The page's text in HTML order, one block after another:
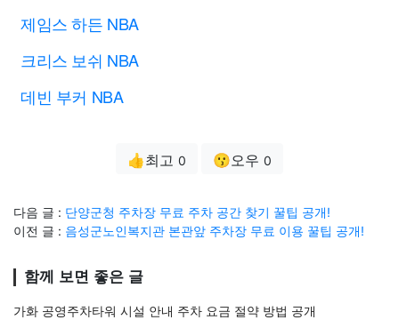
제임스 하든 NBA
크리스 보쉬 NBA
데빈 부커 NBA
👍최고 0 😗오우 0
다음 글 : 단양군청 주차장 무료 주차 공간 찾기 꿀팁 공개!
이전 글 : 음성군노인복지관 본관앞 주차장 무료 이용 꿀팁 공개!
함께 보면 좋은 글
가화 공영주차타워 시설 안내 주차 요금 절약 방법 공개